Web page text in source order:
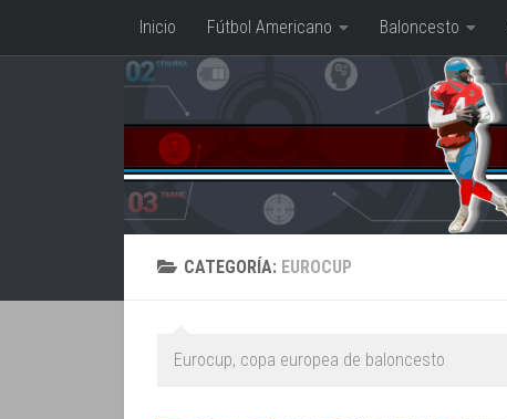
Saltar al contenido
Inicio Fútbol Americano Baloncesto
CATEGORÍA: EUROCUP
Eurocup, copa europea de baloncesto